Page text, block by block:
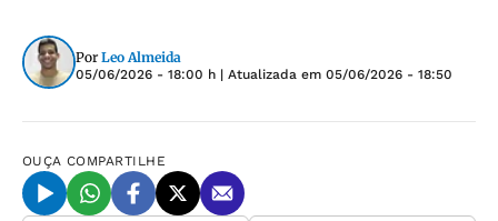
Por Leo Almeida
05/06/2026 - 18:00 h | Atualizada em 05/06/2026 - 18:50
OUÇA COMPARTILHE